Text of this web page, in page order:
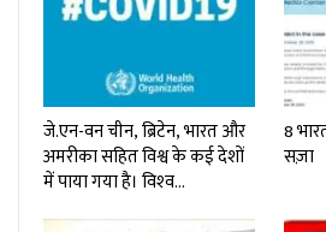
जे.एन-वन चीन, ब्रिटेन, भारत और
अमरीका सहित विश्व के कई देशों
में पाया गया है। विश्‍व…
8
सज़ा